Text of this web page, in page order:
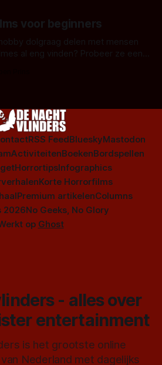
Maar Nederlandse horror
Hier een aantal Nederlandse tv-
series uit het duistere of horrorgenre. Als
voor beginners
dolgraag delen met mensen
al eng vinden? Probeer ze eens
RSS FeedBlueskyMastodon
ActiviteitenBoekenBordspellen
HorrortipsInfographics
Korte Horrorfilms
Premium artikelenColumns
2026No Geeks, No Glory
op Ghost
- alles over
entertainment
is het grootste online
Nederland met dagelijks